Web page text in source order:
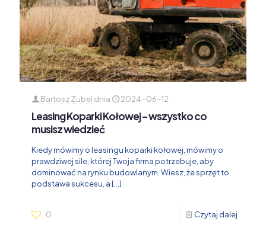
Bartosz Zubel dnia 2024-06-12
Leasing Koparki Kołowej – wszystko co
musisz wiedzieć
Kiedy mówimy o leasingu koparki kołowej, mówimy o
prawdziwej sile, której Twoja firma potrzebuje, aby
dominować na rynku budowlanym. Wiesz, że sprzęt to
podstawa sukcesu, a[…]
0 Czytaj dalej